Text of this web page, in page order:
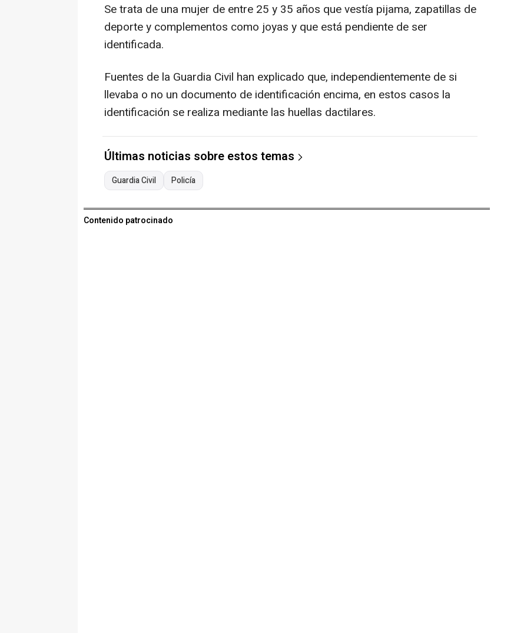
Se trata de una mujer de entre 25 y 35 años que vestía pijama, zapatillas de
deporte y complementos como joyas y que está pendiente de ser
identificada.
Fuentes de la Guardia Civil han explicado que, independientemente de si
llevaba o no un documento de identificación encima, en estos casos la
identificación se realiza mediante las huellas dactilares.
Últimas noticias sobre estos temas
Guardia Civil Policía
Contenido patrocinado